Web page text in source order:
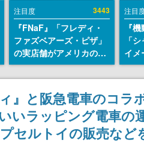
注目度 3443
『FNaF』「フレディ・
ファズベアーズ・ピザ」
の実店舗がアメリカの商
業施設「American
Dream」に2027年オープ
ン！ScottGamesとの共
同開発、食事だけでなく
ステージショーや没入型
のホラー体験も楽しめる
注目
『
「
イメ
リー
には
マー
エン
どを
』と阪急電車のコ
いラッピング電車の
セルトイの販売など